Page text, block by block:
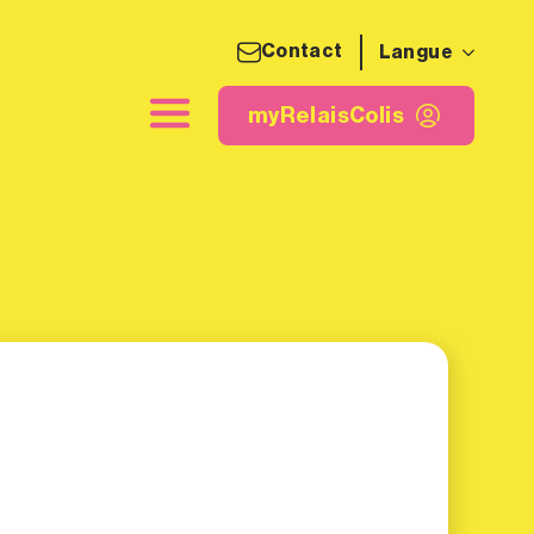
Contact Langue
myRelaisColis
d'expédition myRelaisColis